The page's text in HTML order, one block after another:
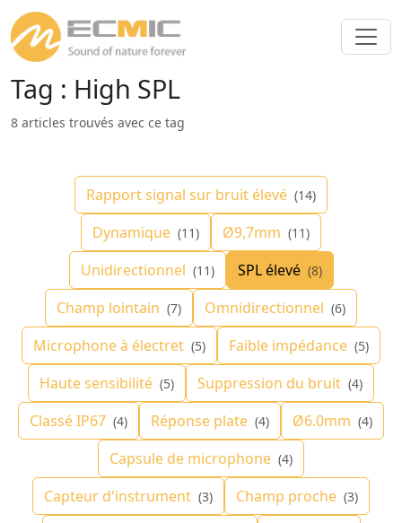
Tag : High SPL
8 articles trouvés avec ce tag
Rapport signal sur bruit élevé (14)
Dynamique (11) Ø9,7mm (11)
Unidirectionnel (11) SPL élevé (8)
Champ lointain (7) Omnidirectionnel (6)
Microphone à électret (5) Faible impédance (5)
Haute sensibilité (5) Suppression du bruit (4)
Classé IP67 (4) Réponse plate (4) Ø6.0mm (4)
Capsule de microphone (4)
Capteur d'instrument (3) Champ proche (3)